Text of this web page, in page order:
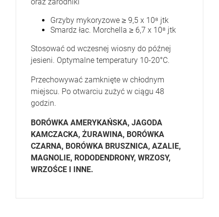
Grzyby mykoryzowe ≥ 9,5 x 10⁸ jtk
Smardz łac. Morchella ≥ 6,7 x 10⁸ jtk
Stosować od wczesnej wiosny do późnej
jesieni. Optymalne temperatury 10-20°C.
Przechowywać zamknięte w chłodnym
miejscu. Po otwarciu zużyć w ciągu 48
godzin.
BORÓWKA AMERYKAŃSKA, JAGODA
KAMCZACKA, ŻURAWINA, BORÓWKA
CZARNA, BORÓWKA BRUSZNICA, AZALIE,
MAGNOLIE, RODODENDRONY, WRZOSY,
WRZOŚCE I INNE.